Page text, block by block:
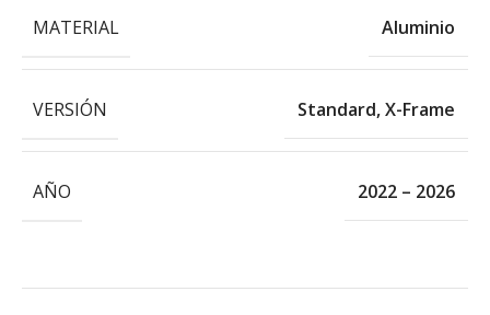
MATERIAL Aluminio
VERSIÓN Standard,X-Frame
AÑO 2022 – 2026